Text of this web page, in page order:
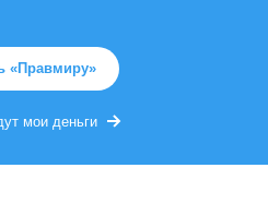
«Правмиру»
мои деньги